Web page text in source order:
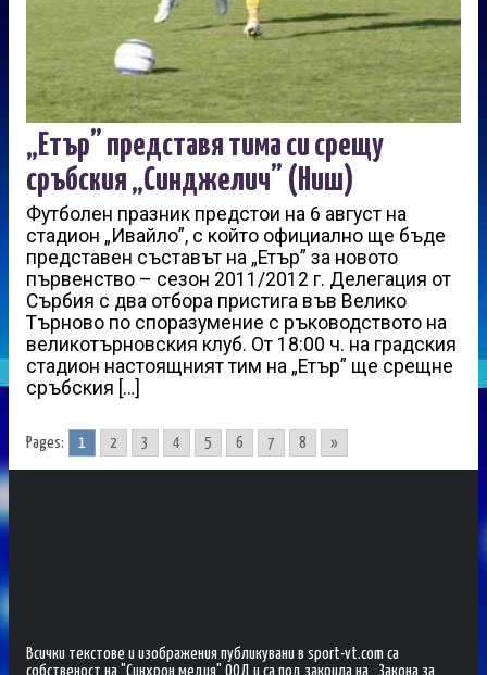
„Етър” представя тима си срещу
сръбския „Синджелич” (Ниш)
Футболен празник предстои на 6 август на
стадион „Ивайло”, с който официално ще бъде
представен съставът на „Етър” за новото
първенство – сезон 2011/2012 г. Делегация от
Сърбия с два отбора пристига във Велико
Търново по споразумение с ръководството на
великотърновския клуб. От 18:00 ч. на градския
стадион настоящният тим на „Етър” ще срещне
сръбския […]
Pages: 1 2 3 4 5 6 7 8 »
Всички текстове и изображения публикувани в sport-vt.com са
собственост на "Синхрон медия" ООД и са под закрила на „Закона за